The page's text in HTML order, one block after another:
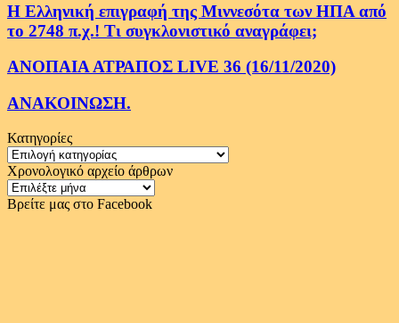
Η Ελληνική επιγραφή της Μιννεσότα των ΗΠΑ από
το 2748 π.χ.! Τι συγκλονιστικό αναγράφει;
ΑΝΟΠΑΙΑ ΑΤΡΑΠΟΣ LIVE 36 (16/11/2020)
ΑΝΑΚΟΙΝΩΣΗ.
Κατηγορίες
Κατηγορίες
Χρονολογικό αρχείο άρθρων
Χρονολογικό
αρχείο
Βρείτε μας στο Facebook